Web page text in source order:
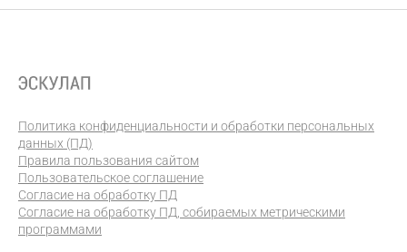
Политика конфиденциальности и обработки персональных
данных (ПД)
Правила пользования сайтом
Пользовательское соглашение
Согласие на обработку ПД
Согласие на обработку ПД, собираемых метрическими
программами